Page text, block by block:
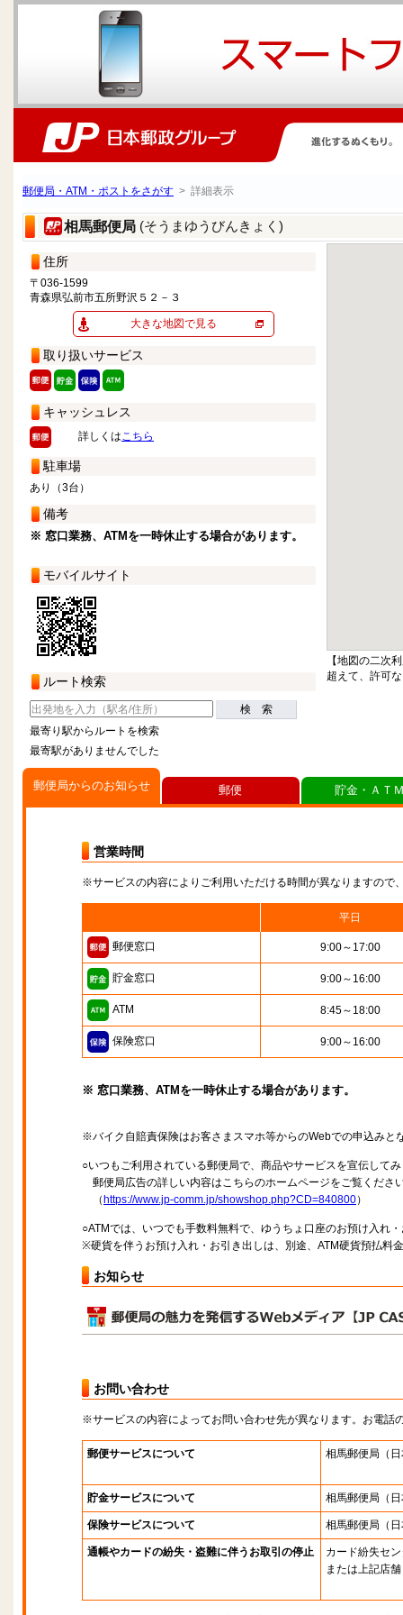
郵便局・ATM・ポストをさがす > 詳細表示
相馬郵便局 (そうまゆうびんきょく)
住所
〒036-1599
青森県弘前市五所野沢５２－３
大きな地図で見る
取り扱いサービス
キャッシュレス
詳しくはこちら
駐車場
あり（3台）
備考
※ 窓口業務、ATMを一時休止する場合があります。
モバイルサイト
ルート検索
検 索
最寄り駅からルートを検索
最寄駅がありませんでした
【地図の二次
超えて、許可
郵便局からのお知らせ
営業時間
※サービスの内容によりご利用いただける時間が異なりますので
平日
郵便窓口 9:00～17:00
貯金窓口 9:00～16:00
ATM 8:45～18:00
保険窓口 9:00～16:00
※ 窓口業務、ATMを一時休止する場合があります。
※バイク自賠責保険はお客さまスマホ等からのWebでの申込みと
○いつもご利用されている郵便局で、商品やサービスを宣伝して
郵便局広告の詳しい内容はこちらのホームページをご覧くださ
（ https://www.jp-comm.jp/showshop.php?CD=840800）
○ATMでは、いつでも手数料無料で、ゆうちょ口座のお預け入れ
※硬貨を伴うお預け入れ・お引き出しは、別途、ATM硬貨預払料
お知らせ
お問い合わせ
※サービスの内容によってお問い合わせ先が異なります。お電話
郵便サービスについて 相馬郵便局 （
貯金サービスについて 相馬郵便局 （
保険サービスについて 相馬郵便局 （
通帳やカードの紛失・盗難に伴うお取引の停止
カード紛失セ
または上記店舗
郵便 貯金・ＡＴ